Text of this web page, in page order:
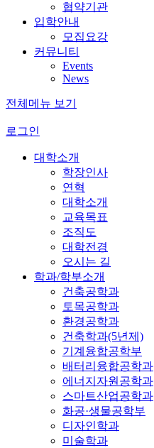
협약기관
입학안내
모집요강
커뮤니티
Events
News
전체메뉴 보기
로그인
대학소개
학장인사
연혁
대학소개
교육목표
조직도
대학전경
오시는 길
학과/학부소개
건축공학과
토목공학과
환경공학과
건축학과(5년제)
기계융합공학부
배터리융합공학과
에너지자원공학과
스마트산업공학과
화공·생물공학부
디자인학과
미술학과